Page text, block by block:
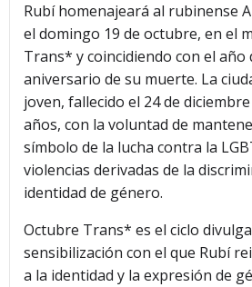
Rubí homenajeará al rubinense
el domingo 19 de octubre, en el
Trans* y coincidiendo con el año
aniversario de su muerte. La
joven, fallecido el 24 de
años, con la voluntad de
símbolo de la lucha contra la
violencias derivadas de la
identidad de género.
Octubre Trans* es el ciclo
sensibilización con el que Rubí
a la identidad y la expresión de